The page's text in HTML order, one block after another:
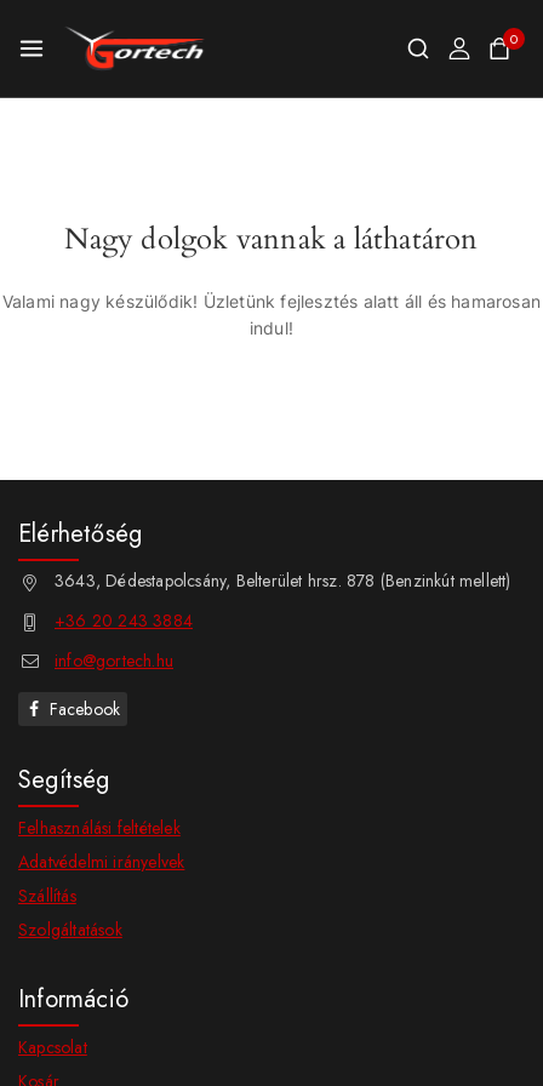
0
Nagy dolgok vannak a láthatáron
Valami nagy készülődik! Üzletünk fejlesztés alatt áll és hamarosan
indul!
Elérhetőség
3643, Dédestapolcsány, Belterület hrsz. 878 (Benzinkút mellett)
+36 20 243 3884
info@gortech.hu
Facebook
Segítség
Felhasználási feltételek
Adatvédelmi irányelvek
Szállítás
Szolgáltatások
Információ
Kapcsolat